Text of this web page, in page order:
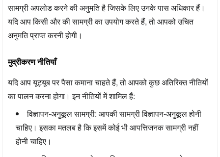
सामग्री अपलोड करने की अनुमति है जिसके लिए उनके पास अधिकार हैं।
यदि आप किसी और की सामग्री का उपयोग करते हैं, तो आपको उचित
अनुमति प्राप्त करनी होगी।
मुद्रीकरण नीतियाँ
यदि आप यूट्यूब पर पैसा कमाना चाहते हैं, तो आपको कुछ अतिरिक्त नीतियों
का पालन करना होगा। इन नीतियों में शामिल हैं:
विज्ञापन-अनुकूल सामग्री: आपकी सामग्री विज्ञापन-अनुकूल होनी
चाहिए। इसका मतलब है कि इसमें कोई भी आपत्तिजनक सामग्री नहीं
होनी चाहिए।